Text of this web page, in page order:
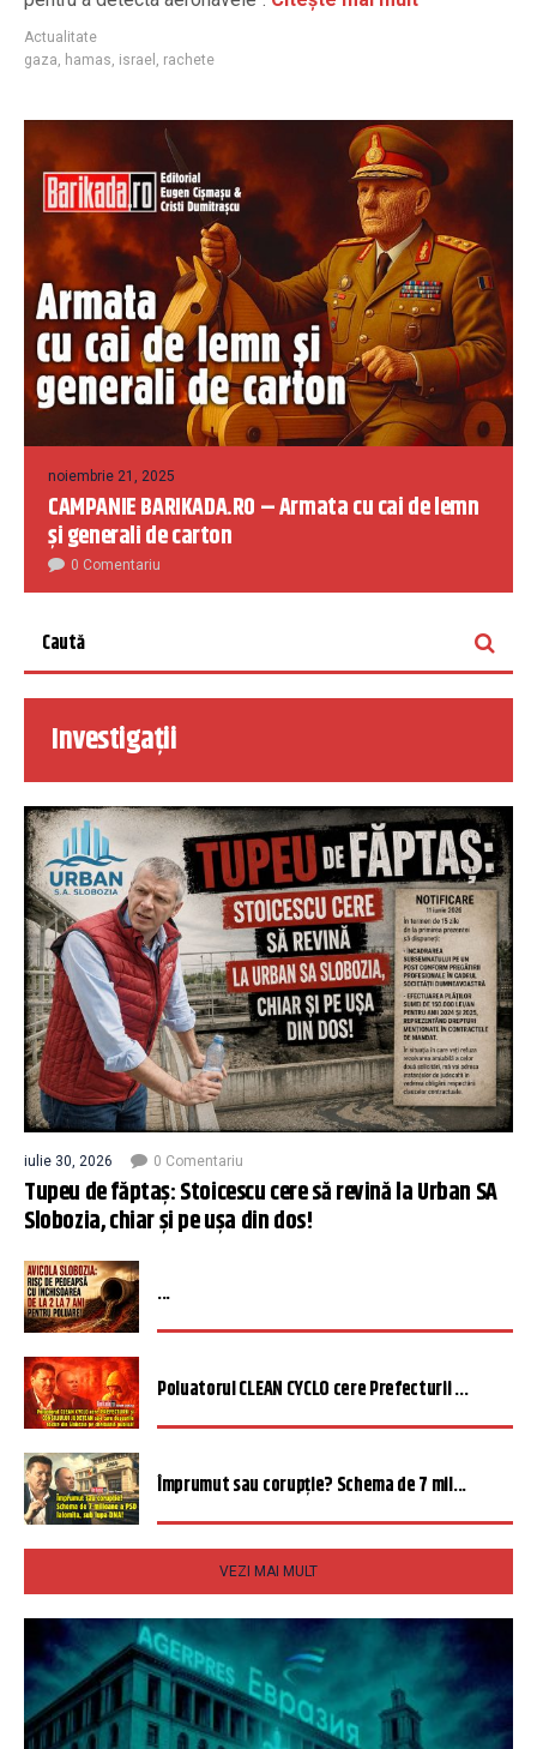
Actualitate
gaza, hamas, israel , rachete
noiembrie 21, 2025
CAMPANIE BARIKADA.RO – Armata cu cai de lemn
și generali de carton
0 Comentariu
Investigații
iulie 30, 2026 0 Comentariu
Tupeu de făptaș: Stoicescu cere să revină la Urban SA
Slobozia, chiar și pe ușa din dos!
...
Poluatorul CLEAN CYCLO cere Prefecturii ...
Împrumut sau corupție? Schema de 7 mil...
VEZI MAI MULT